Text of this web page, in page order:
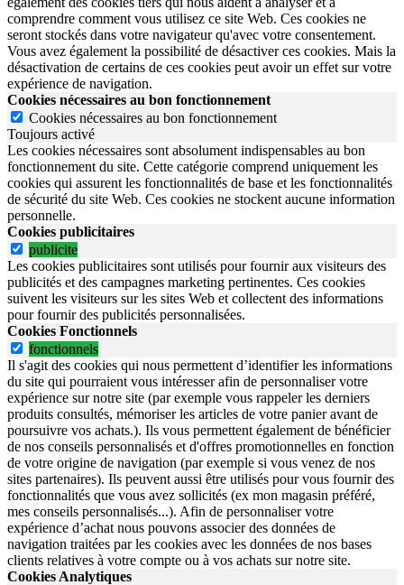
comprendre comment vous utilisez ce site Web. Ces cookies ne
seront stockés dans votre navigateur qu'avec votre consentement.
Vous avez également la possibilité de désactiver ces cookies. Mais la
désactivation de certains de ces cookies peut avoir un effet sur votre
expérience de navigation.
Cookies nécessaires au bon fonctionnement
Cookies nécessaires au bon fonctionnement
Toujours activé
Les cookies nécessaires sont absolument indispensables au bon
fonctionnement du site. Cette catégorie comprend uniquement les
cookies qui assurent les fonctionnalités de base et les fonctionnalités
de sécurité du site Web. Ces cookies ne stockent aucune information
personnelle.
Cookies publicitaires
publicite
Les cookies publicitaires sont utilisés pour fournir aux visiteurs des
publicités et des campagnes marketing pertinentes. Ces cookies
suivent les visiteurs sur les sites Web et collectent des informations
pour fournir des publicités personnalisées.
Cookies Fonctionnels
fonctionnels
Il s'agit des cookies qui nous permettent d’identifier les informations
du site qui pourraient vous intéresser afin de personnaliser votre
expérience sur notre site (par exemple vous rappeler les derniers
produits consultés, mémoriser les articles de votre panier avant de
poursuivre vos achats.). Ils vous permettent également de bénéficier
de nos conseils personnalisés et d'offres promotionnelles en fonction
de votre origine de navigation (par exemple si vous venez de nos
sites partenaires). Ils peuvent aussi être utilisés pour vous fournir des
fonctionnalités que vous avez sollicités (ex mon magasin préféré,
mes conseils personnalisés...). Afin de personnaliser votre
expérience d’achat nous pouvons associer des données de
navigation traitées par les cookies avec les données de nos bases
clients relatives à votre compte ou à vos achats sur notre site.
Cookies Analytiques